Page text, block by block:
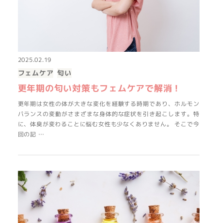
2025.02.19
フェムケア 匂い
更年期の匂い対策もフェムケアで解消！
更年期は女性の体が大きな変化を経験する時期であり、ホルモン
バランスの変動がさまざまな身体的な症状を引き起こします。特
に、体臭が変わることに悩む女性も少なくありません。 そこで今
回の記 …